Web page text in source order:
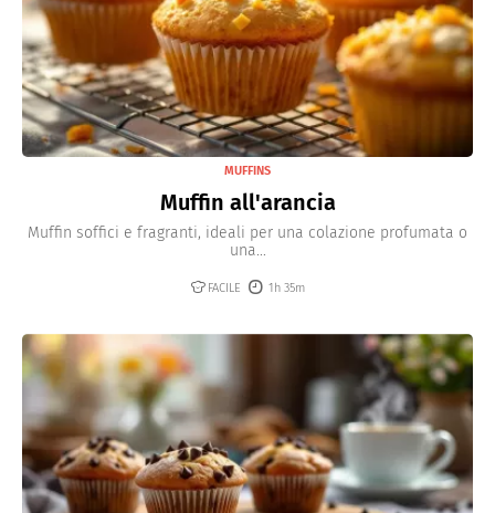
MUFFINS
Muffin all'arancia
Muffin soffici e fragranti, ideali per una colazione profumata o
una...
FACILE 1h 35m